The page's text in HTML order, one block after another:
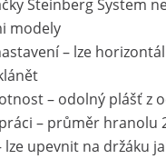
Steinberg System
modely
– lze
– odolný plášť z
– průměr hranolu
lze upevnit na držáku